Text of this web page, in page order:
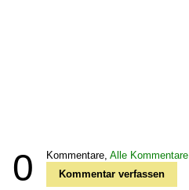
0 Kommentare, Alle Kommentare
Kommentar verfassen